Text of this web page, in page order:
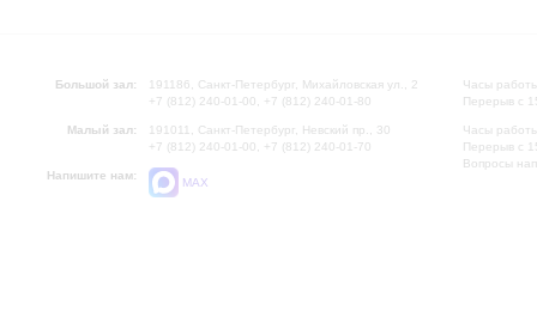
Большой зал:
191186, Санкт-Петербург, Михайловская ул., 2
+7 (812) 240-01-00, +7 (812) 240-01-80
Малый зал:
191011, Санкт-Петербург, Невский пр., 30
+7 (812) 240-01-00, +7 (812) 240-01-70
Напишите нам:
MAX
Часы
Перерыв с
Часы
Перерыв с
Вопросы